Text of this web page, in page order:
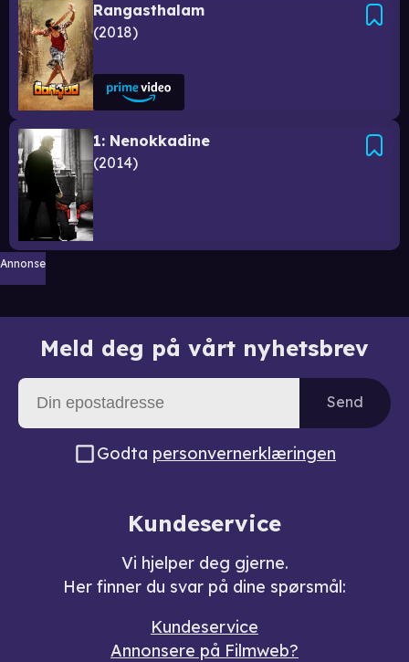
Rangasthalam
2018
1: Nenokkadine
2014
Annonse
Meld deg på vårt nyhetsbrev
Send
Godta personvernerklæringen
Kundeservice
Vi hjelper deg gjerne.
Her finner du svar på dine spørsmål:
Kundeservice
Annonsere på Filmweb?